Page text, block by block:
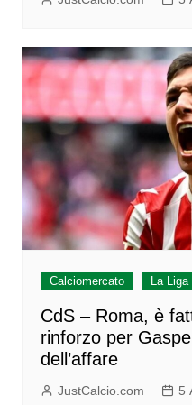
Calciomercato La Liga
CdS – Roma, è
rinforzo per
dell’affare
JustCalcio.com 5